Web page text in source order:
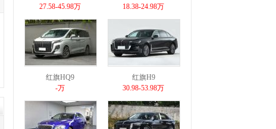
27.58-45.98万
18.38-24.98万
红旗HQ9
-万
红旗H9
30.98-53.98万